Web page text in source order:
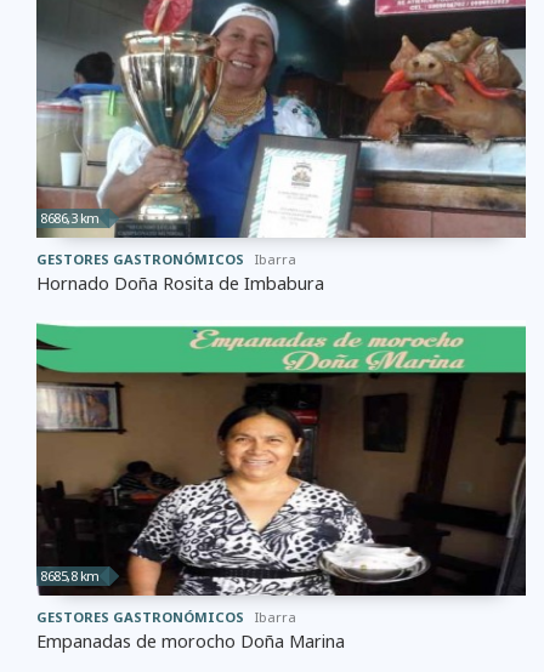
8686,3 km
GESTORES GASTRONÓMICOS Ibarra
Hornado Doña Rosita de Imbabura
8685,8 km
GESTORES GASTRONÓMICOS Ibarra
Empanadas de morocho Doña Marina